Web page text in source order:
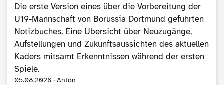
Die erste Version eines über die Vorbereitung der
U19-Mannschaft von Borussia Dortmund geführten
Notizbuches. Eine Übersicht über Neuzugänge,
Aufstellungen und Zukunftsaussichten des aktuellen
Kaders mitsamt Erkenntnissen während der ersten
Spiele.
05.08.2026 · Anton